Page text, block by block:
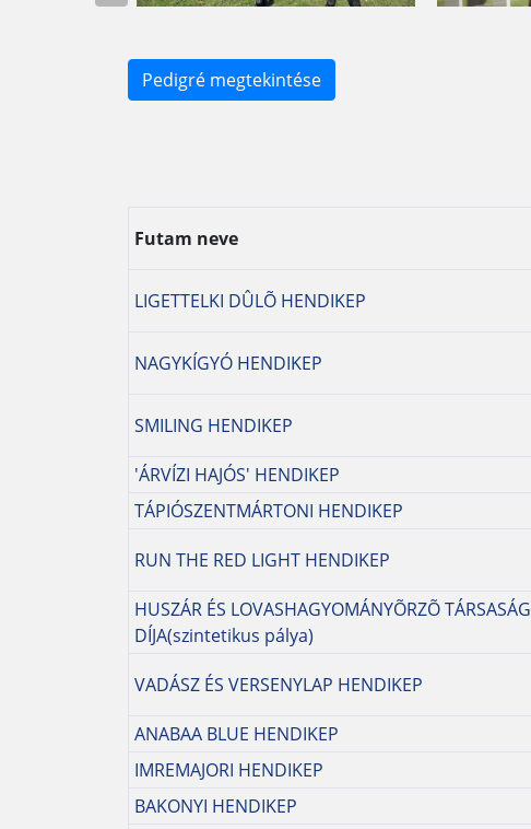
Pedigré megtekintése
Futam neve
LIGETTELKI DÛLÕ HENDIKEP
NAGYKÍGYÓ HENDIKEP
SMILING HENDIKEP
'ÁRVÍZI HAJÓS' HENDIKEP
TÁPIÓSZENTMÁRTONI HENDIKEP
RUN THE RED LIGHT HENDIKEP
HUSZÁR ÉS LOVASHAGYOMÁNYÕRZÕ TÁRSASÁG
DÍJA(szintetikus pálya)
VADÁSZ ÉS VERSENYLAP HENDIKEP
ANABAA BLUE HENDIKEP
IMREMAJORI HENDIKEP
BAKONYI HENDIKEP